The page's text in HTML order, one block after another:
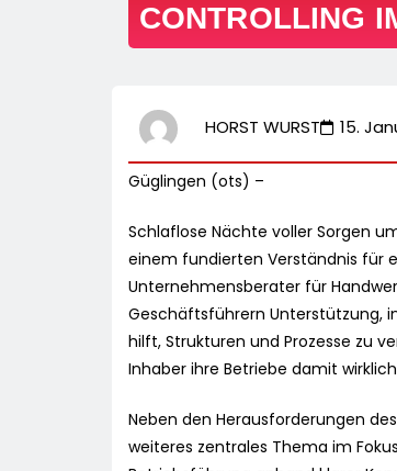
CONTROLLING
HORST WURST 15.
Güglingen (ots) –
Schlaflose Nächte voller Sorgen
einem fundierten Verständnis für
Unternehmensberater für
Geschäftsführern Unterstützung,
hilft, Strukturen und Prozesse zu
Inhaber ihre Betriebe damit
Neben den Herausforderungen
weiteres zentrales Thema im